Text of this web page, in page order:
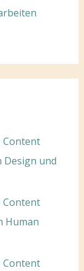
Content
Design und
Content
Human
Content